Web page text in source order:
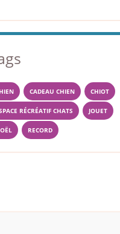
CADEAU CHIEN CHIOT
RÉCRÉATIF CHATS JOUET
RECORD